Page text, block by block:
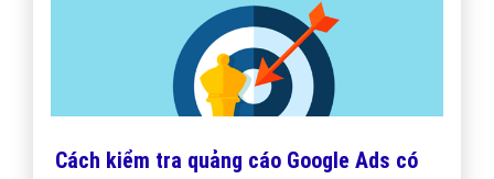
Cách kiểm tra quảng cáo Google Ads có